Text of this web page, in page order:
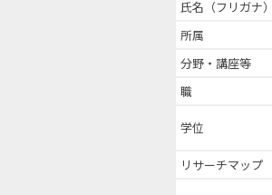
氏名（フリガナ）
所属
分野・講座等
職
学位
リサーチマップ